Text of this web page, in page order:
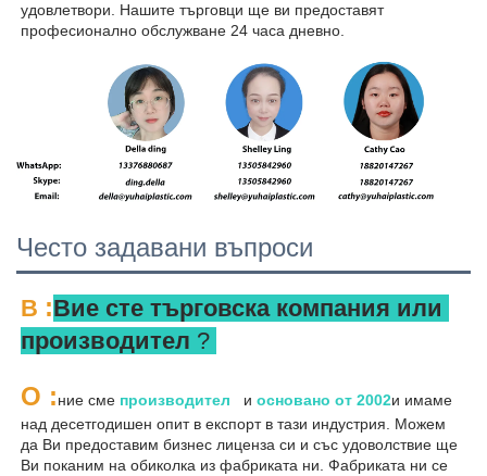
удовлетвори. Нашите търговци ще ви предоставят
професионално обслужване 24 часа дневно.
Често задавани въпроси
В :Вие сте търговска компания или
производител ?
О :ние сме производител и основано от 2002и имаме
над десетгодишен опит в експорт в тази индустрия. Можем
да Ви предоставим бизнес лиценза си и със удоволствие ще
Ви поканим на обиколка из фабриката ни. Фабриката ни се